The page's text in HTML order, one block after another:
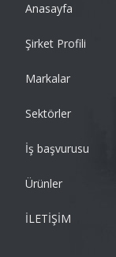
Anasayfa
Şirket Profili
Markalar
Sektörler
İş başvurusu
Ürünler
İLETİŞİM